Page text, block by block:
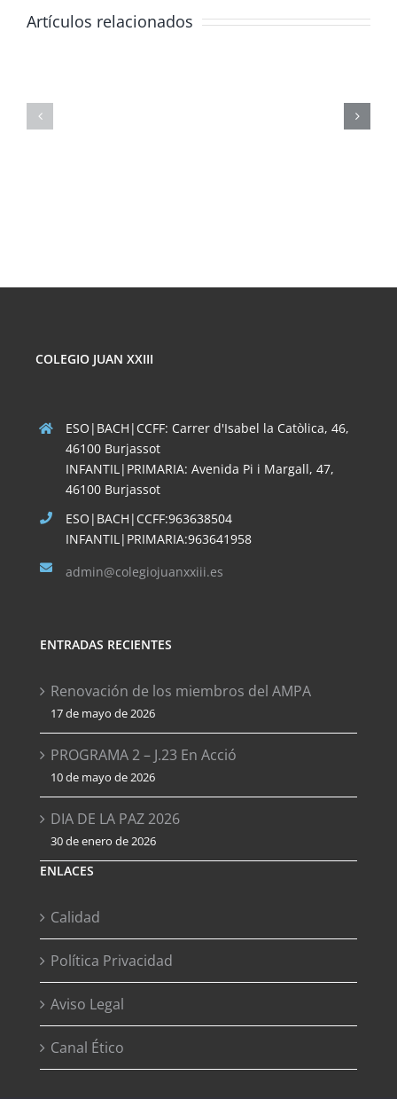
Artículos relacionados
COLEGIO JUAN XXIII
ESO|BACH|CCFF: Carrer d'Isabel la Catòlica, 46,
46100 Burjassot
INFANTIL|PRIMARIA: Avenida Pi i Margall, 47,
46100 Burjassot
ESO|BACH|CCFF:963638504
INFANTIL|PRIMARIA:963641958
admin@colegiojuanxxiii.es
ENTRADAS RECIENTES
Renovación de los miembros del AMPA
17 de mayo de 2026
PROGRAMA 2 – J.23 En Acció
10 de mayo de 2026
DIA DE LA PAZ 2026
30 de enero de 2026
ENLACES
Calidad
Política Privacidad
Aviso Legal
Canal Ético